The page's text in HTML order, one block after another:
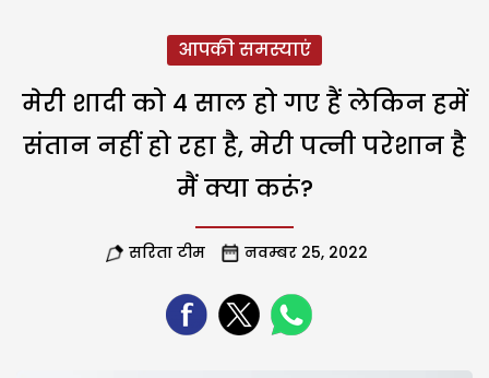
आपकी समस्याएं
मेरी शादी को 4 साल हो गए हैं लेकिन हमें
संतान नहीं हो रहा है, मेरी पत्नी परेशान है
मैं क्या करूं?
सरिता टीम नवम्बर 25, 2022